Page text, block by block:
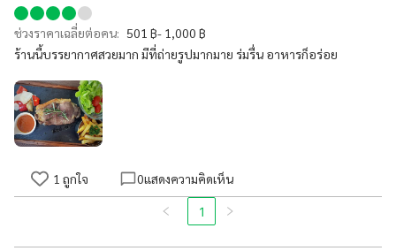
ช่วงราคาเฉลี่ยต่อคน: 501 ฿- 1,000 ฿
ร้านนี้บรรยากาศสวยมาก มีที่ถ่ายรูปมากมาย ร่มรื่น อาหารก็อร่อย
1 ถูกใจ 0แสดงความคิดเห็น
1